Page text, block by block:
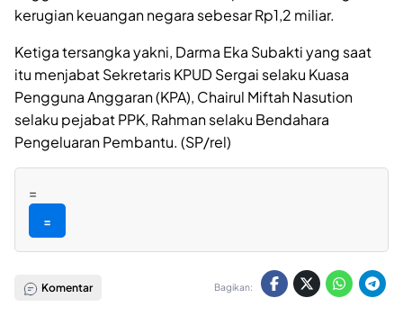
kerugian keuangan negara sebesar Rp1,2 miliar.
Ketiga tersangka yakni, Darma Eka Subakti yang saat
itu menjabat Sekretaris KPUD Sergai selaku Kuasa
Pengguna Anggaran (KPA), Chairul Miftah Nasution
selaku pejabat PPK, Rahman selaku Bendahara
Pengeluaran Pembantu. (SP/rel)
=
=
Komentar Bagikan: